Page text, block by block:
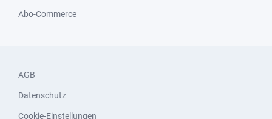
Abo-Commerce
AGB
Datenschutz
Cookie-Einstellungen